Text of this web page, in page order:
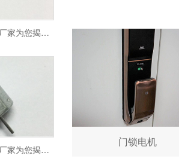
门锁电机
深圳微型直流电机电机厂家为您揭秘:微型直流电机的技术创新与市场应用
深圳微型直流电机电机厂家为您揭秘:微型直流电机 - 高效能、低噪音